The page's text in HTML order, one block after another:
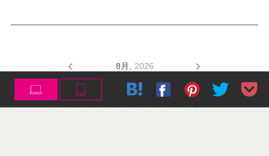
8月, 2026
水 土